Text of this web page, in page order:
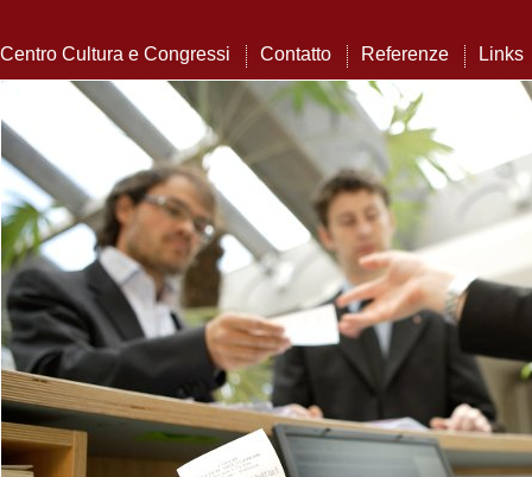
Centro Cultura e Congressi Contatto Referenze Links